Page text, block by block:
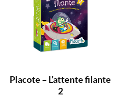
Placote – L’attente filante
2